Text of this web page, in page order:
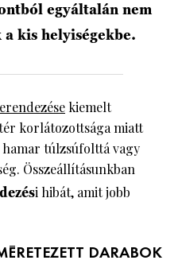
egyáltalán nem
kis helyiségekbe.
kiemelt
korlátozottsága miatt
túlzsúfolttá vagy
Összeállításunkban
i hibát, amit jobb
DARABOK